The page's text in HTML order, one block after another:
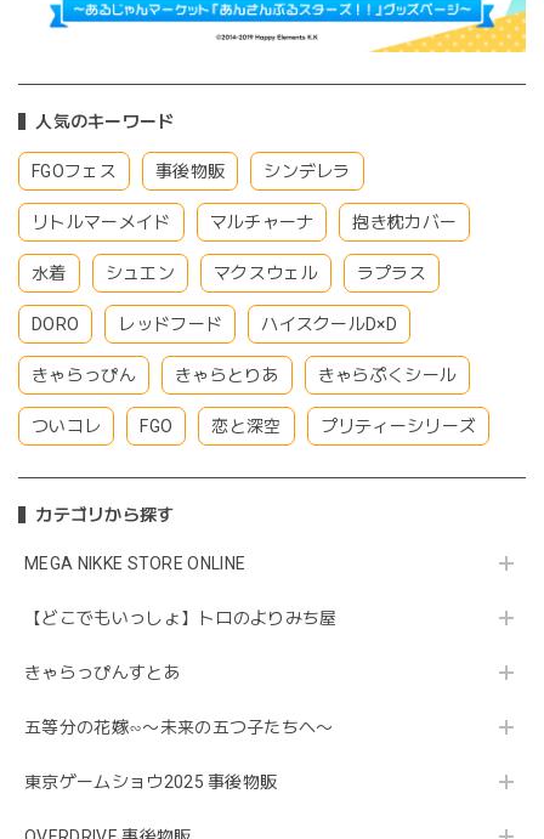
人気のキーワード
FGOフェス 事後物販 シンデレラ
リトルマーメイド マルチャーナ 抱き枕カバー
水着 シュエン マクスウェル ラプラス
DORO レッドフード ハイスクールD×D
きゃらっぴん きゃらとりあ きゃらぷくシール
ついコレ FGO 恋と深空 プリティーシリーズ
カテゴリから探す
MEGA NIKKE STORE ONLINE
【どこでもいっしょ】トロのよりみち屋
きゃらっぴんすとあ
五等分の花嫁∽〜未来の五つ子たちへ〜
東京ゲームショウ2025 事後物販